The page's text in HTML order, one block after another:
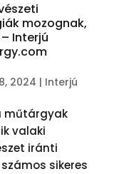
mozognak,
Interjú
2024 | Interjú
műtárgyak
valaki
iránti
sikeres